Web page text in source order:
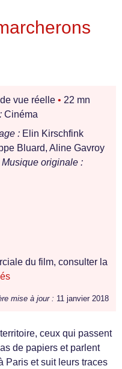
vue réelle • 22 mn
Cinéma
: Elin Kirschfink
Bluard, Aline Gavroy
Musique originale :
du film, consulter la
mise à jour : 11 janvier 2018
ceux qui passent
de papiers et parlent
Paris et suit leurs traces